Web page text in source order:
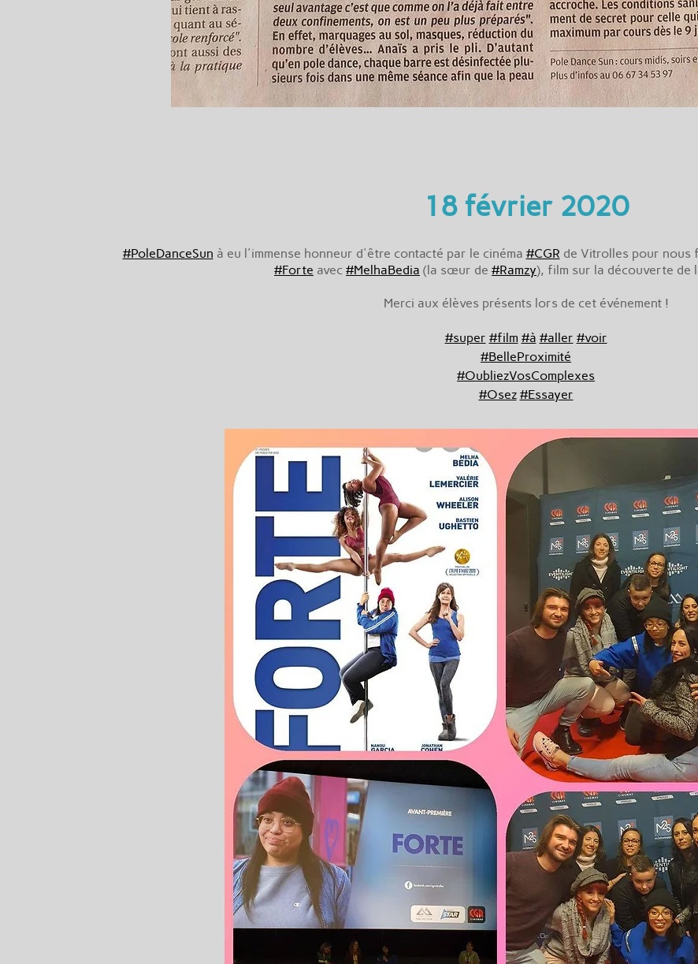
18 février 2020
#PoleDanceSun à eu l'immense honneur d'être contacté par le cinéma #CGR de Vitrolles pour nous
#Forte avec #MelhaBedia (la sœur de #Ramzy), film sur la découverte de
Merci aux élèves présents lors de cet événement !
#super #film #à #aller #voir
#BelleProximité
#OubliezVosComplexes
#Osez #Essayer